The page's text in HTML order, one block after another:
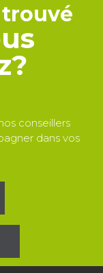
trouvé
conseillers
dans vos